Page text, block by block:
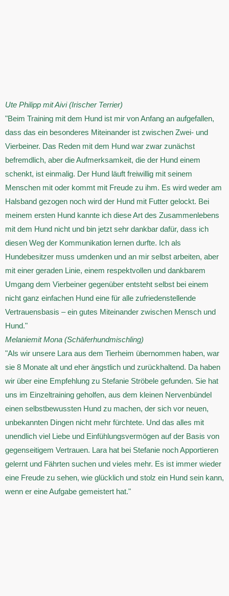
Ute Philipp mit Aivi (Irischer Terrier)
"Beim Training mit dem Hund ist mir von Anfang an aufgefallen,
dass das ein besonderes Miteinander ist zwischen Zwei- und
Vierbeiner. Das Reden mit dem Hund war zwar zunächst
befremdlich, aber die Aufmerksamkeit, die der Hund einem
schenkt, ist einmalig. Der Hund läuft freiwillig mit seinem
Menschen mit oder kommt mit Freude zu ihm. Es wird weder am
Halsband gezogen noch wird der Hund mit Futter gelockt. Bei
meinem ersten Hund kannte ich diese Art des Zusammenlebens
mit dem Hund nicht und bin jetzt sehr dankbar dafür, dass ich
diesen Weg der Kommunikation lernen durfte. Ich als
Hundebesitzer muss umdenken und an mir selbst arbeiten, aber
mit einer geraden Linie, einem respektvollen und dankbarem
Umgang dem Vierbeiner gegenüber entsteht selbst bei einem
nicht ganz einfachen Hund eine für alle zufriedenstellende
Vertrauensbasis – ein gutes Miteinander zwischen Mensch und
Hund."
Melaniemit Mona (Schäferhundmischling)
"Als wir unsere Lara aus dem Tierheim übernommen haben, war
sie 8 Monate alt und eher ängstlich und zurückhaltend. Da haben
wir über eine Empfehlung zu Stefanie Ströbele gefunden. Sie hat
uns im Einzeltraining geholfen, aus dem kleinen Nervenbündel
einen selbstbewussten Hund zu machen, der sich vor neuen,
unbekannten Dingen nicht mehr fürchtete. Und das alles mit
unendlich viel Liebe und Einfühlungsvermögen auf der Basis von
gegenseitigem Vertrauen. Lara hat bei Stefanie noch Apportieren
gelernt und Fährten suchen und vieles mehr. Es ist immer wieder
eine Freude zu sehen, wie glücklich und stolz ein Hund sein kann,
wenn er eine Aufgabe gemeistert hat."